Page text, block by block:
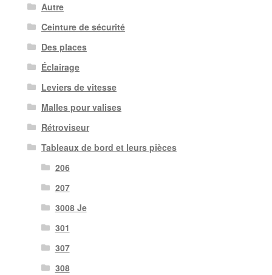
Autre
Ceinture de sécurité
Des places
Éclairage
Leviers de vitesse
Malles pour valises
Rétroviseur
Tableaux de bord et leurs pièces
206
207
3008 Je
301
307
308